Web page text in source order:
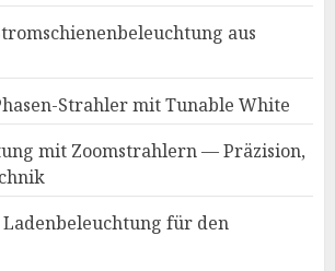
aus
Strahler mit Tunable White
mit Zoomstrahlern — Präzision,
für den